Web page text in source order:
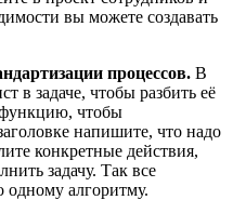
вы можете создавать
процессов. В
в задаче, чтобы разбить её
чтобы
напишите, что надо
конкретные действия,
задачу. Так все
одному алгоритму.